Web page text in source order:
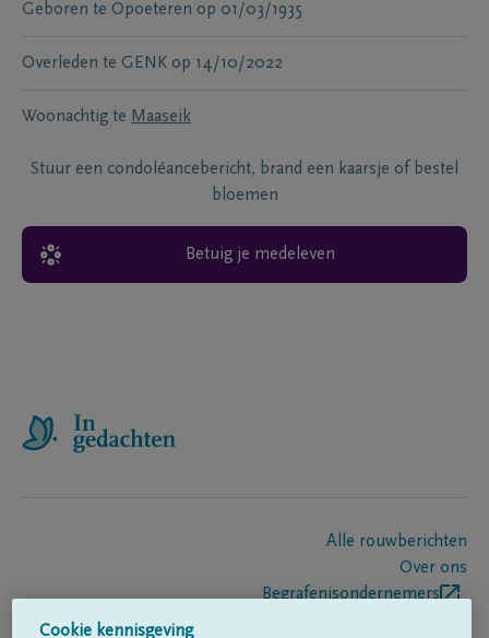
Geboren te Opoeteren op 01/03/1935
Overleden te GENK op 14/10/2022
Woonachtig te Maaseik
Stuur een condoléancebericht, brand een kaarsje of bestel
bloemen
Betuig je medeleven
Alle rouwberichten
Over ons
Begrafenisondernemers
Cookie kennisgeving